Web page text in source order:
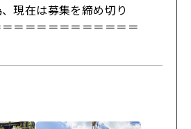
現在は募集を締め切り
＝＝＝＝＝＝＝＝＝＝＝